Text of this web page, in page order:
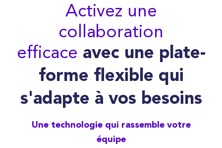
Activez une
collaboration
efficace avec une plate-
forme flexible qui
s'adapte à vos besoins
Une technologie qui rassemble votre
équipe